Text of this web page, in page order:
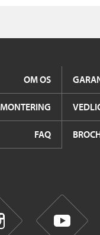
OM OS
MONTERING
FAQ